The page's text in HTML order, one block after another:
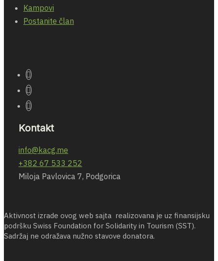
Kampovi
Postanite član
Kontakt
info@kacg.me
+382 67 533 252
Miloja Pavlovica 7, Podgorica
Aktivnost izrade ovog web sajta realizovana je uz finansijsku
podršku Swiss Foundation for Solidarity in Tourism (SST).
Sadržaj ne odražava nužno stavove donatora.